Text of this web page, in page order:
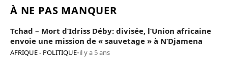
À NE PAS MANQUER
Tchad – Mort d’Idriss Déby: divisée, l’Union africaine
envoie une mission de « sauvetage » à N’Djamena
AFRIQUE - POLITIQUE•il y a 5 ans